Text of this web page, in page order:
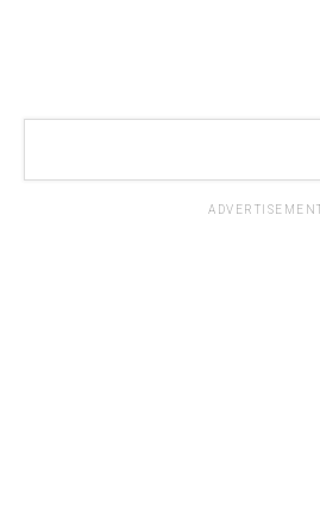
ADVERTISEMENT